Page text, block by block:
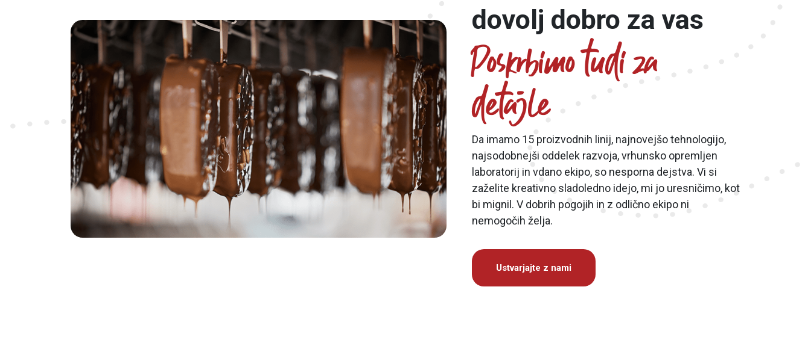
dovolj dobro za vas
Poskrbimo tudi za
detajle
Da imamo 15 proizvodnih linij, najnovejšo tehnologijo,
najsodobnejši oddelek razvoja, vrhunsko opremljen
laboratorij in vdano ekipo, so nesporna dejstva. Vi si
zaželite kreativno sladoledno idejo, mi jo uresničimo, kot
bi mignil. V dobrih pogojih in z odlično ekipo ni
nemogočih želja.
Ustvarjajte z nami